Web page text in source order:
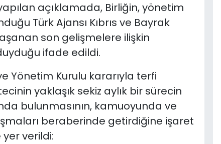
açıklamada, Birliğin, yönetim
Türk Ajansı Kıbrıs ve Bayrak
son gelişmelere ilişkin
ifade edildi.
Yönetim Kurulu kararıyla terfi
yaklaşık sekiz aylık bir sürecin
bulunmasının, kamuoyunda ve
beraberinde getirdiğine işaret
verildi: